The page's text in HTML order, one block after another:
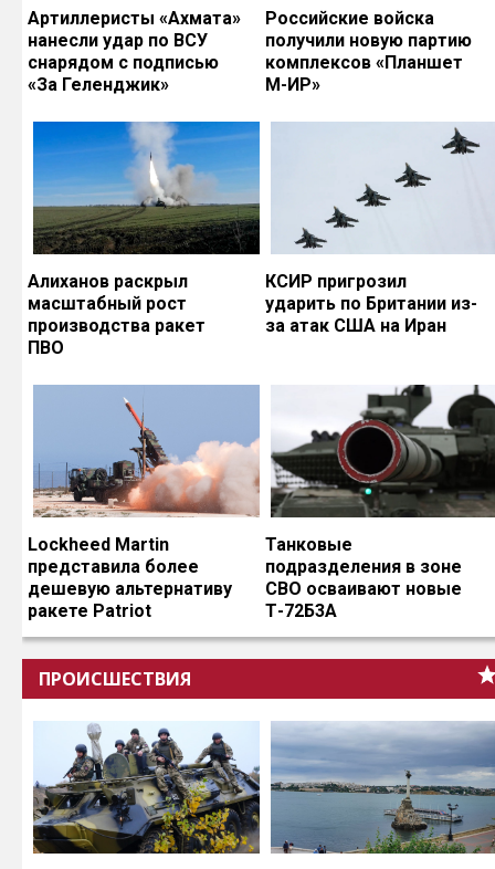
Артиллеристы «Ахмата»
нанесли удар по ВСУ
снарядом с подписью
«За Геленджик»
Российские войска
получили новую партию
комплексов «Планшет
М-ИР»
Алиханов раскрыл
масштабный рост
производства ракет
ПВО
КСИР пригрозил
ударить по Британии из-
за атак США на Иран
Lockheed Martin
представила более
дешевую альтернативу
ракете Patriot
Танковые
подразделения в зоне
СВО осваивают новые
Т-72Б3А
ПРОИСШЕСТВИЯ